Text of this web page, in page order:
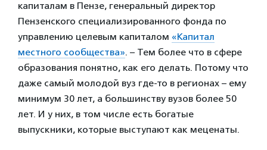
капиталам в Пензе, генеральный директор
Пензенского специализированного фонда по
управлению целевым капиталом «Капитал
местного сообщества». – Тем более что в сфере
образования понятно, как его делать. Потому что
даже самый молодой вуз где-то в регионах – ему
минимум 30 лет, а большинству вузов более 50
лет. И у них, в том числе есть богатые
выпускники, которые выступают как меценаты.